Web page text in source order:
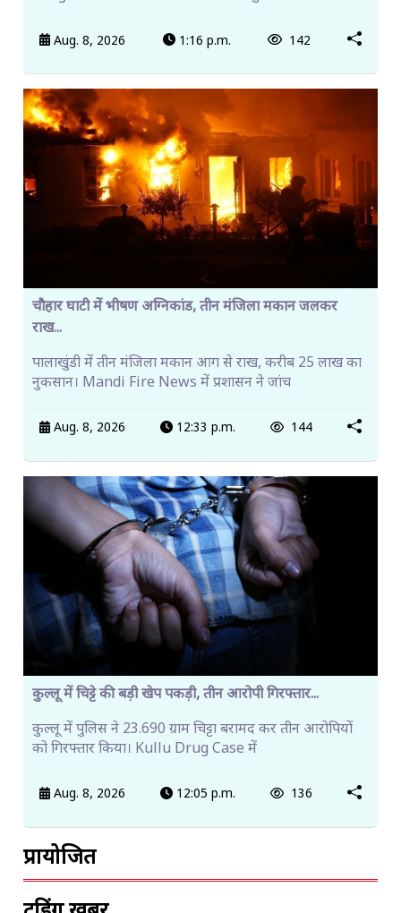
Aug. 8, 2026 1:16 p.m. 142
चौहार घाटी में भीषण अग्निकांड, तीन मंजिला मकान जलकर
राख...
पालाखुंडी में तीन मंजिला मकान आग से राख, करीब 25 लाख का
नुकसान। Mandi Fire News में प्रशासन ने जांच
Aug. 8, 2026 12:33 p.m. 144
कुल्लू में चिट्टे की बड़ी खेप पकड़ी, तीन आरोपी गिरफ्तार...
कुल्लू में पुलिस ने 23.690 ग्राम चिट्टा बरामद कर तीन आरोपियों
को गिरफ्तार किया। Kullu Drug Case में
Aug. 8, 2026 12:05 p.m. 136
प्रायोजित